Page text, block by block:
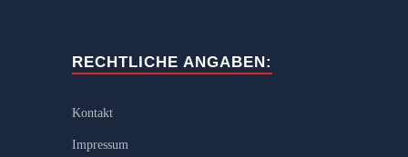
RECHTLICHE ANGABEN:
Kontakt
Impressum